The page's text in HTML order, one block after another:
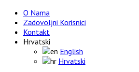
O Nama
Zadovoljni Korisnici
Kontakt
Hrvatski
English
Hrvatski